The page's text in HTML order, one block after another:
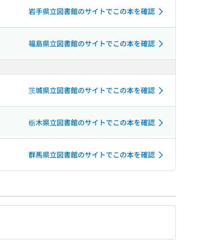
岩手県立図書館のサイトでこの本を確認
福島県立図書館のサイトでこの本を確認
茨城県立図書館のサイトでこの本を確認
栃木県立図書館のサイトでこの本を確認
群馬県立図書館のサイトでこの本を確認